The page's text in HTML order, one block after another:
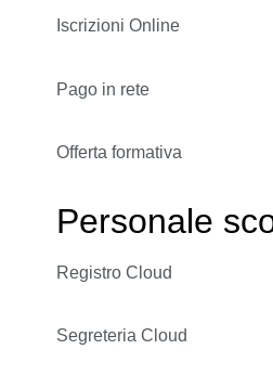
Iscrizioni Online
Pago in rete
Offerta formativa
Personale
Registro Cloud
Segreteria Cloud